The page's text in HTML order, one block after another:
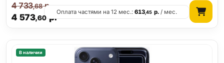
4 573,60 р.
4 733,68р.
Оплата частями на 12 мес.:613,45 р./ мес.
В наличии